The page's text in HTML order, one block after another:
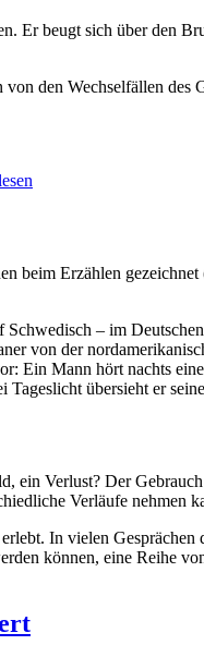
Er beugt sich über den
von den Wechselfällen
beim Erzählen
Schwedisch – im
von der
Ein Mann hört nachts
übersieht er
ein Verlust? Der
Verläufe nehmen
erlebt. In vielen Gesprächen
können, eine Reihe